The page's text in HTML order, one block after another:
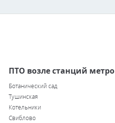
ПТО возле станций метро
Ботанический сад
Тушинская
Котельники
Свиблово